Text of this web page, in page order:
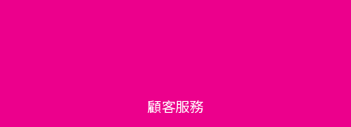
顧客服務